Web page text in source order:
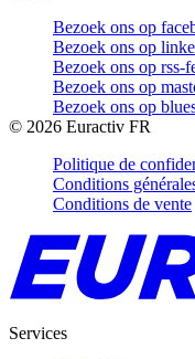
Bezoek ons op
Bezoek ons op
Bezoek ons op rss-
Bezoek ons op
Bezoek ons op
© 2026 Euractiv FR
Politique de
Conditions
Conditions de vente
Services